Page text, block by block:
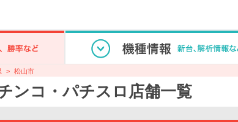
松山市
ンコ・パチスロ店舗一覧